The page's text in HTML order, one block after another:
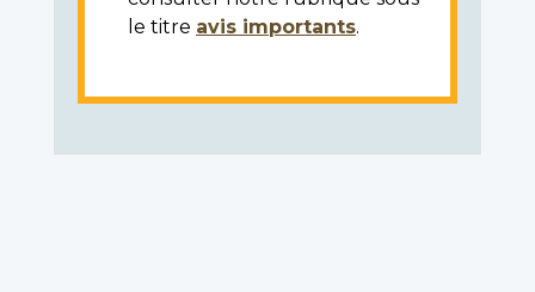
le titre avis importants.